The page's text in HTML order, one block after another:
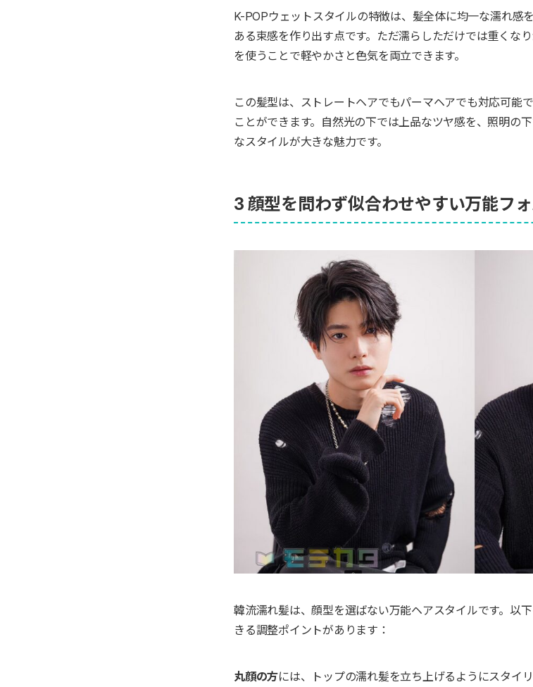
K-POPウェットスタイルの特徴は、髪全体に均一な濡れ感
ある束感を作り出す点です。ただ濡らしただけでは重くな
を使うことで軽やかさと色気を両立できます。
この髪型は、ストレートヘアでもパーマヘアでも対応可能
ことができます。自然光の下では上品なツヤ感を、照明の
なスタイルが大きな魅力です。
3 顔型を問わず似合わせやすい万能フ
韓流濡れ髪は、顔型を選ばない万能ヘアスタイルです。以
きる調整ポイントがあります：
丸顔の方には、トップの濡れ髪を立ち上げるようにスタイ